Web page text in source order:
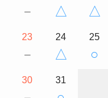
－ △ △
23
－
24
△
25
○
30 31